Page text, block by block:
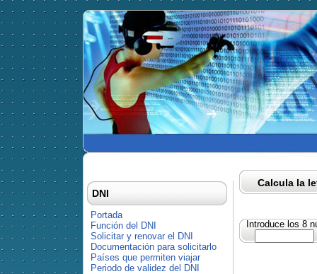
Calcula la
Introduce los 8
DNI
Portada
Función del DNI
Solicitar y renovar el DNI
Documentación para solicitarlo
Países que permiten viajar
Periodo de validez del DNI